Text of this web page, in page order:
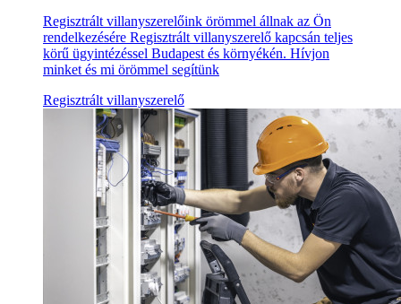
Regisztrált villanyszerelőink örömmel állnak az Ön
rendelkezésére Regisztrált villanyszerelő kapcsán teljes
körű ügyintézéssel Budapest és környékén. Hívjon
minket és mi örömmel segítünk
Regisztrált villanyszerelő